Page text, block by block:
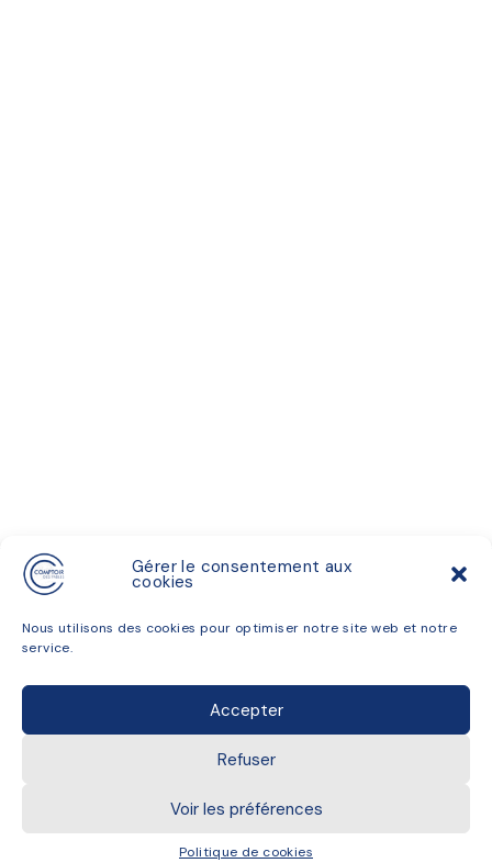
Gérer le consentement aux
cookies
Nous utilisons des cookies pour optimiser notre site web et notre
service.
Accepter
Refuser
Voir les préférences
Politique de cookies
ACCESS
INSTAGRAM